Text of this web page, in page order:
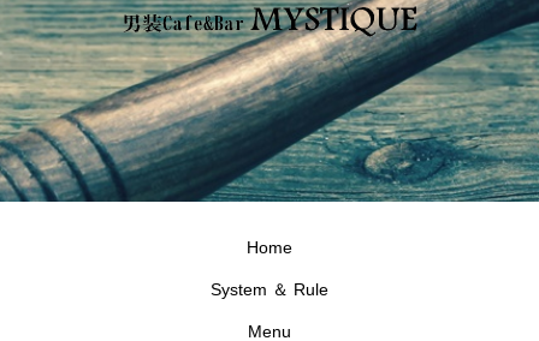
Home
System ＆ Rule
Menu